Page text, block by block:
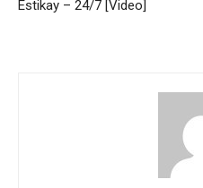
Estikay – 24/7 [Video]